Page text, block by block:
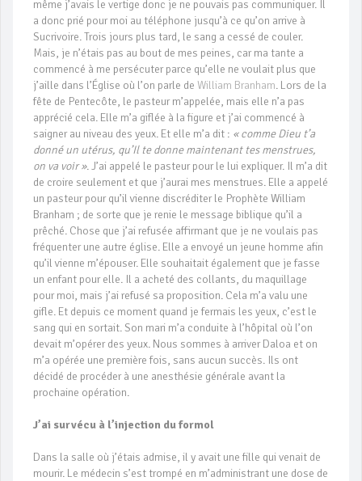
même j’avais le vertige donc je ne pouvais pas communiquer. Il
a donc prié pour moi au téléphone jusqu’à ce qu’on arrive à
Sucrivoire. Trois jours plus tard, le sang a cessé de couler.
Mais, je n’étais pas au bout de mes peines, car ma tante a
commencé à me persécuter parce qu’elle ne voulait plus que
j’aille dans l’Église où l’on parle de William Branham. Lors de la
fête de Pentecôte, le pasteur m’appelée, mais elle n’a pas
apprécié cela. Elle m’a giflée à la figure et j’ai commencé à
saigner au niveau des yeux. Et elle m’a dit : « comme Dieu t’a
donné un utérus, qu’Il te donne maintenant tes menstrues,
on va voir ». J’ai appelé le pasteur pour le lui expliquer. Il m’a dit
de croire seulement et que j’aurai mes menstrues. Elle a appelé
un pasteur pour qu’il vienne discréditer le Prophète William
Branham ; de sorte que je renie le message biblique qu’il a
prêché. Chose que j’ai refusée affirmant que je ne voulais pas
fréquenter une autre église. Elle a envoyé un jeune homme afin
qu’il vienne m’épouser. Elle souhaitait également que je fasse
un enfant pour elle. Il a acheté des collants, du maquillage
pour moi, mais j’ai refusé sa proposition. Cela m’a valu une
gifle. Et depuis ce moment quand je fermais les yeux, c’est le
sang qui en sortait. Son mari m’a conduite à l’hôpital où l’on
devait m’opérer des yeux. Nous sommes à arriver Daloa et on
m’a opérée une première fois, sans aucun succès. Ils ont
décidé de procéder à une anesthésie générale avant la
prochaine opération.
J’ai survécu à l’injection du formol
Dans la salle où j’étais admise, il y avait une fille qui venait de
mourir. Le médecin s’est trompé en m’administrant une dose de